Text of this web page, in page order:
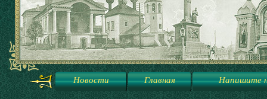
Новости Главная Напишите